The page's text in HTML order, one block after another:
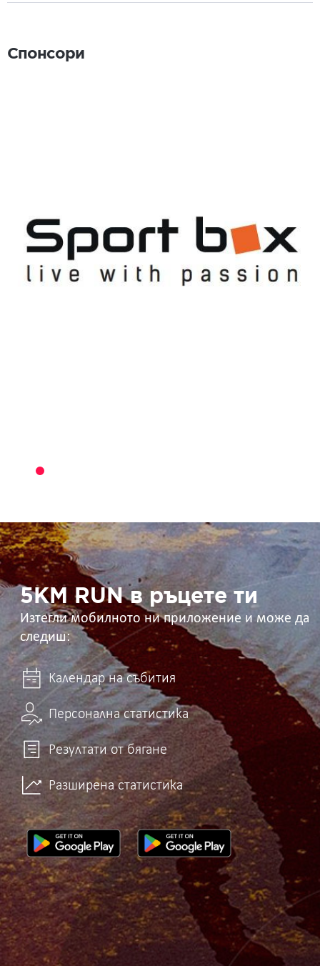
Спонсори
5KM
RUN
в
ръцете
ти 5KM RUN в ръцете ти
Изтегли мобилното ни приложение и може да
следиш:
Календар на събития
Персонална статистика
Резултати от бягане
Разширена статистика